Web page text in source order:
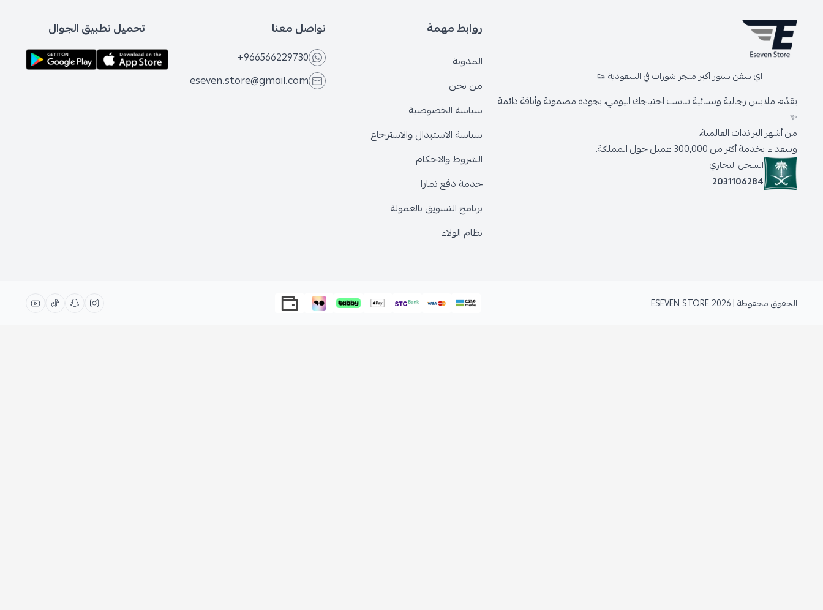
اي سفن ستور أكبر متجر شوزات في السعودية 👟
يقدّم ملابس رجالية ونسائية تناسب احتياجك اليومي، بجودة مضمونة وأناقة دائمة
✨
من أشهر البراندات العالمية،
وسعداء بخدمة أكثر من 300,000 عميل حول المملكة.
السجل التجاري
2031106284
روابط مهمة
المدونة
من نحن
سياسة الخصوصية
سياسة الاستبدال والاسترجاع
الشروط والاحكام
خدمة دفع تمارا
برنامج التسويق بالعمولة
نظام الولاء
تواصل معنا
+966566229730
eseven.store@gmail.com
تحميل تطبيق الجوال
الحقوق محفوظة | 2026 ESEVEN STORE